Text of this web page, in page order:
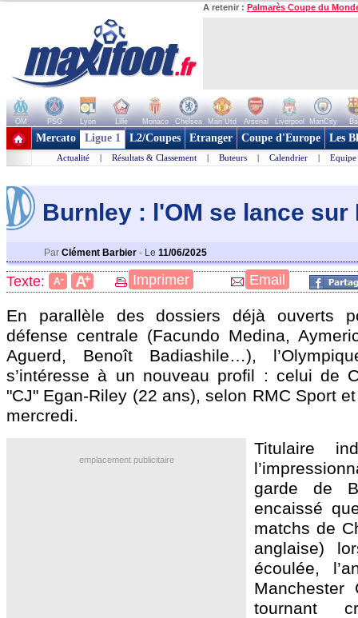
A retenir : Palmarès Coupe du
OM PSG Lyon Lille Monaco Chelsea Man Utd Arsenal Liverpool ManCity
+ de clubs
Mercato Ligue 1 L2/Coupes Etranger Coupe d'Europe Les
Actualité | Résultats & Classement | Buteurs | Calendrier | Equipe
Burnley : l'OM se lance sur
Par Clément Barbier - Le 11/06/2025
Texte: A- A+ Imprimer Email
En parallèle des dossiers déjà ouverts
défense centrale (Facundo Medina,
Aguerd, Benoît Badiashile…),
s’intéresse à un nouveau profil : celui de
"CJ" Egan-Riley (22 ans), selon RMC Sport
mercredi.
emplacement publicitaire
Titulaire
garde de
encaissé
matchs de
anglaise)
écoulée,
tournant